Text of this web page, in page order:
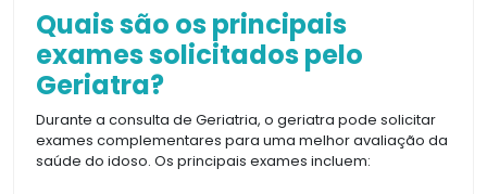
Quais são os principais
exames solicitados pelo
Geriatra?
Durante a consulta de Geriatria, o geriatra pode solicitar
exames complementares para uma melhor avaliação da
saúde do idoso. Os principais exames incluem: